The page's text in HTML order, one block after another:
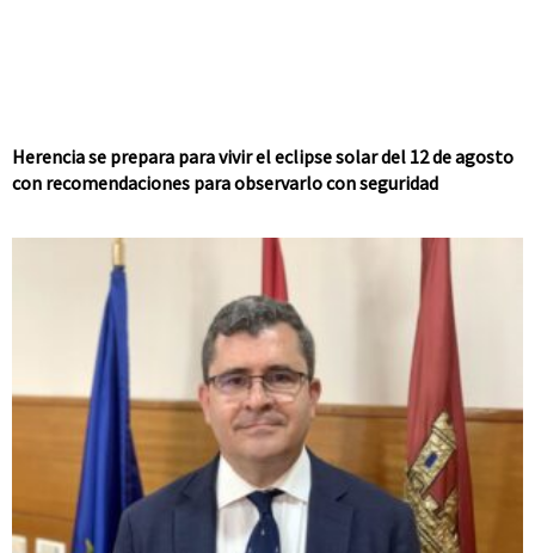
Herencia se prepara para vivir el eclipse solar del 12 de agosto
con recomendaciones para observarlo con seguridad